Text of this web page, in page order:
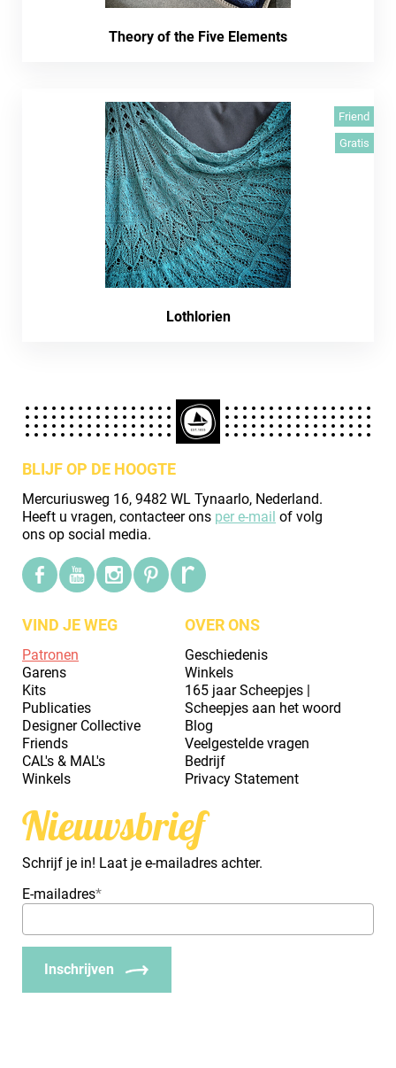
Theory of the Five Elements
Friend
Gratis
Lothlorien
BLIJF OP DE HOOGTE
Mercuriusweg 16, 9482 WL Tynaarlo, Nederland.
Heeft u vragen, contacteer ons per e-mail of volg
ons op social media.
VIND JE WEG
Patronen
Garens
Kits
Publicaties
Designer Collective
Friends
CAL's & MAL's
Winkels
OVER ONS
Geschiedenis
Winkels
165 jaar Scheepjes |
Scheepjes aan het woord
Blog
Veelgestelde vragen
Bedrijf
Privacy Statement
Nieuwsbrief
Schrijf je in! Laat je e-mailadres achter.
E-mailadres*
Inschrijven